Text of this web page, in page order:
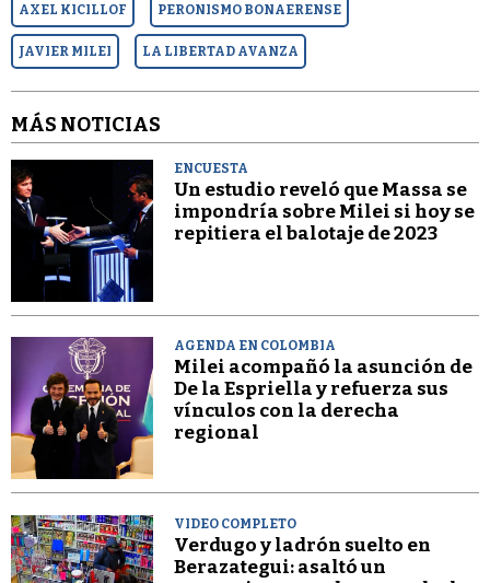
AXEL KICILLOF PERONISMO BONAERENSE
JAVIER MILEI LA LIBERTAD AVANZA
MÁS NOTICIAS
ENCUESTA
Un estudio reveló que Massa se
impondría sobre Milei si hoy se
repitiera el balotaje de 2023
AGENDA EN COLOMBIA
Milei acompañó la asunción de
De la Espriella y refuerza sus
vínculos con la derecha
regional
VIDEO COMPLETO
Verdugo y ladrón suelto en
Berazategui: asaltó un